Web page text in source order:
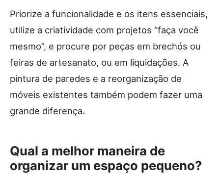
Priorize a funcionalidade e os itens essenciais,
utilize a criatividade com projetos “faça você
mesmo”, e procure por peças em brechós ou
feiras de artesanato, ou em liquidações. A
pintura de paredes e a reorganização de
móveis existentes também podem fazer uma
grande diferença.
Qual a melhor maneira de
organizar um espaço pequeno?